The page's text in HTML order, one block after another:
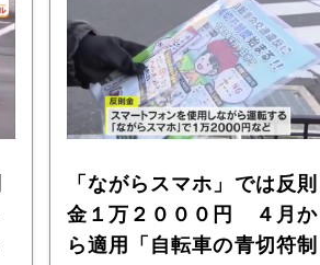
「ながらスマホ」では反則
金１万２０００円 ４月か
ら適用「自転車の青切符制